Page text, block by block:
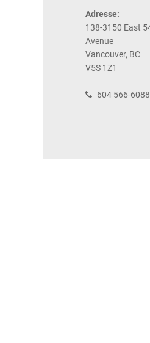
Adresse:
138-3150 East
Avenue
Vancouver, BC
V5S 1Z1
604 566-6088